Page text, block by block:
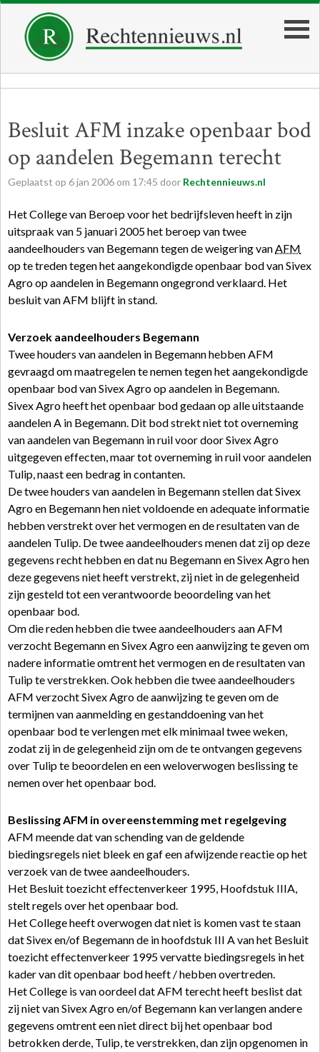
Besluit AFM inzake openbaar bod
op aandelen Begemann terecht
Geplaatst op 6jan 2006 om 17:45 door Rechtennieuws.nl
Het College van Beroep voor het bedrijfsleven heeft in zijn
uitspraak van 5 januari 2005 het beroep van twee
aandeelhouders van Begemann tegen de weigering vanAFM
op te treden tegen het aangekondigde openbaar bod van Sivex
Agro op aandelen in Begemann ongegrond verklaard. Het
besluit van AFM blijft in stand.
Verzoek aandeelhouders Begemann
Twee houders van aandelen in Begemann hebben AFM
gevraagd om maatregelen te nemen tegen het aangekondigde
openbaar bod van Sivex Agro op aandelen in Begemann.
Sivex Agro heeft het openbaar bod gedaan op alle uitstaande
aandelen A in Begemann. Dit bod strekt niet tot overneming
van aandelen van Begemann in ruil voor door Sivex Agro
uitgegeven effecten, maar tot overneming in ruil voor aandelen
Tulip, naast een bedrag in contanten.
De twee houders van aandelen in Begemann stellen dat Sivex
Agro en Begemann hen niet voldoende en adequate informatie
hebben verstrekt over het vermogen en de resultaten van de
aandelen Tulip. De twee aandeelhouders menen dat zij op deze
gegevens recht hebben en dat nu Begemann en Sivex Agro hen
deze gegevens niet heeft verstrekt, zij niet in de gelegenheid
zijn gesteld tot een verantwoorde beoordeling van het
openbaar bod.
Om die reden hebben die twee aandeelhouders aan AFM
verzocht Begemann en Sivex Agro een aanwijzing te geven om
nadere informatie omtrent het vermogen en de resultaten van
Tulip te verstrekken. Ook hebben die twee aandeelhouders
AFM verzocht Sivex Agro de aanwijzing te geven om de
termijnen van aanmelding en gestanddoening van het
openbaar bod te verlengen met elk minimaal twee weken,
zodat zij in de gelegenheid zijn om de te ontvangen gegevens
over Tulip te beoordelen en een weloverwogen beslissing te
nemen over het openbaar bod.
Beslissing AFM in overeenstemming met regelgeving
AFM meende dat van schending van de geldende
biedingsregels niet bleek en gaf een afwijzende reactie op het
verzoek van de twee aandeelhouders.
Het Besluit toezicht effectenverkeer 1995, Hoofdstuk IIIA,
stelt regels over het openbaar bod.
Het College heeft overwogen dat niet is komen vast te staan
dat Sivex en/of Begemann de in hoofdstuk III A van het Besluit
toezicht effectenverkeer 1995 vervatte biedingsregels in het
kader van dit openbaar bod heeft / hebben overtreden.
Het College is van oordeel dat AFM terecht heeft beslist dat
zij niet van Sivex Agro en/of Begemann kan verlangen andere
gegevens omtrent een niet direct bij het openbaar bod
betrokken derde, Tulip, te verstrekken, dan zijn opgenomen in